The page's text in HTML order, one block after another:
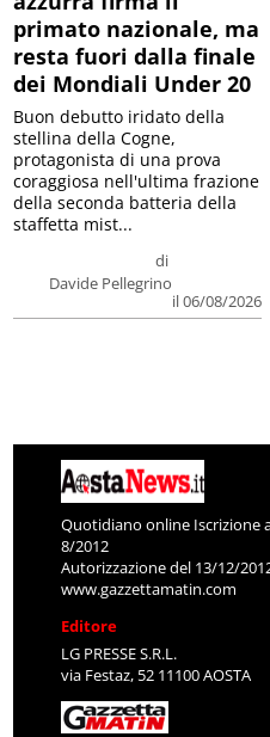
primato nazionale, ma
resta fuori dalla finale
dei Mondiali Under 20
di
Davide Pellegrino
il 06/08/2026
Buon debutto iridato della
stellina della Cogne,
protagonista di una prova
coraggiosa nell'ultima frazione
della seconda batteria della
staffetta mist...
Quotidiano online Iscrizione
8/2012
Autorizzazione del 13/12/
www.gazzettamatin.com
Editore
LG PRESSE S.R.L.
via Festaz, 52 11100 AOSTA